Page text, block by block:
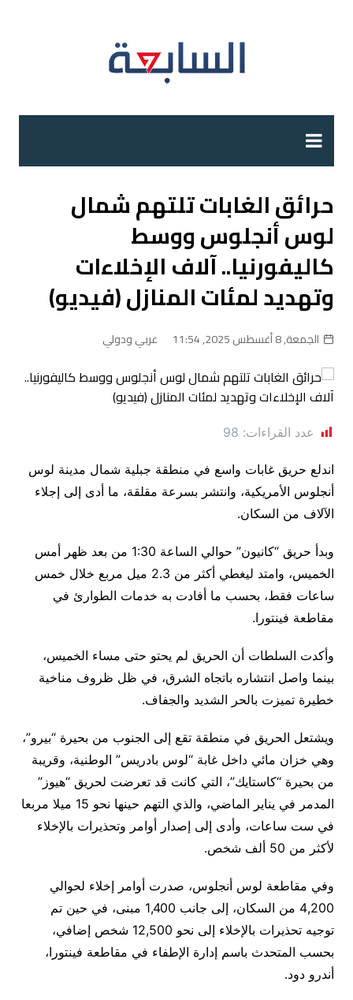
حرائق الغابات تلتهم شمال
لوس أنجلوس ووسط
كاليفورنيا.. آلاف الإخلاءات
وتهديد لمئات المنازل (فيديو)
الجمعة, 8 أغسطس 2025, 11:54 عربي ودولي
عدد القراءات: 98
اندلع حريق غابات واسع في منطقة جبلية شمال مدينة لوس
أنجلوس الأمريكية، وانتشر بسرعة مقلقة، ما أدى إلى إجلاء
الآلاف من السكان.
وبدأ حريق “كانيون” حوالي الساعة 1:30 من بعد ظهر أمس
الخميس، وامتد ليغطي أكثر من 2.3 ميل مربع خلال خمس
ساعات فقط، بحسب ما أفادت به خدمات الطوارئ في
مقاطعة فينتورا.
وأكدت السلطات أن الحريق لم يحتو حتى مساء الخميس،
بينما واصل انتشاره باتجاه الشرق، في ظل ظروف مناخية
خطيرة تميزت بالحر الشديد والجفاف.
ويشتعل الحريق في منطقة تقع إلى الجنوب من بحيرة “بيرو”،
وهي خزان مائي داخل غابة “لوس بادريس” الوطنية، وقريبة
من بحيرة “كاستايك”، التي كانت قد تعرضت لحريق “هيوز”
المدمر في يناير الماضي، والذي التهم حينها نحو 15 ميلا مربعا
في ست ساعات، وأدى إلى إصدار أوامر وتحذيرات بالإخلاء
لأكثر من 50 ألف شخص.
وفي مقاطعة لوس أنجلوس، صدرت أوامر إخلاء لحوالي
4,200 من السكان، إلى جانب 1,400 مبنى، في حين تم
توجيه تحذيرات بالإخلاء إلى نحو 12,500 شخص إضافي،
بحسب المتحدث باسم إدارة الإطفاء في مقاطعة فينتورا،
أندرو دود.